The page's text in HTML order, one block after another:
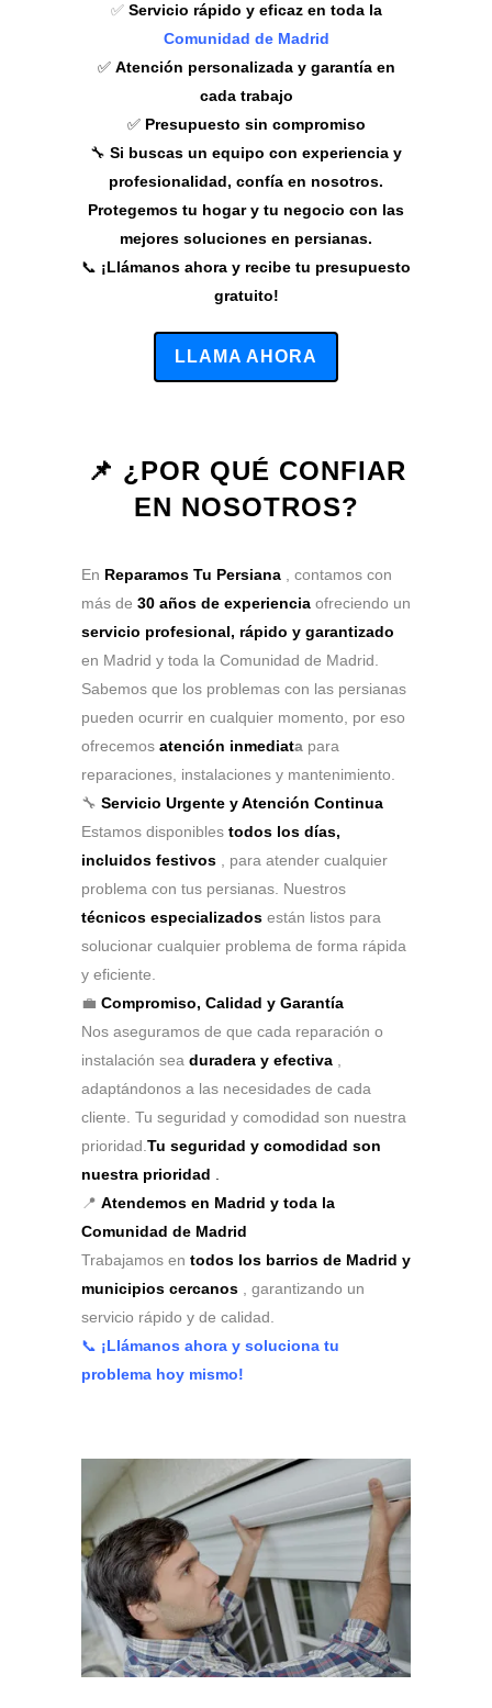
✅ Servicio rápido y eficaz en toda la
Comunidad de Madrid
✅ Atención personalizada y garantía en
cada trabajo
✅ Presupuesto sin compromiso
🔧 Si buscas un equipo con experiencia y
profesionalidad, confía en nosotros.
Protegemos tu hogar y tu negocio con las
mejores soluciones en persianas.
📞 ¡Llámanos ahora y recibe tu presupuesto
gratuito!
LLAMA AHORA
📌 ¿POR QUÉ CONFIAR
EN NOSOTROS?
En Reparamos Tu Persiana , contamos con
más de 30 años de experiencia ofreciendo un
servicio profesional, rápido y garantizado
en Madrid y toda la Comunidad de Madrid.
Sabemos que los problemas con las persianas
pueden ocurrir en cualquier momento, por eso
ofrecemos atención inmediata para
reparaciones, instalaciones y mantenimiento.
🔧 Servicio Urgente y Atención Continua
Estamos disponibles todos los días,
incluidos festivos , para atender cualquier
problema con tus persianas. Nuestros
técnicos especializados están listos para
solucionar cualquier problema de forma rápida
y eficiente.
💼 Compromiso, Calidad y Garantía
Nos aseguramos de que cada reparación o
instalación sea duradera y efectiva
adaptándonos a las necesidades de cada
cliente. Tu seguridad y comodidad son nuestra
prioridad. Tu seguridad y comodidad son
nuestra prioridad
📍 Atendemos en Madrid y toda la
Comunidad de Madrid
Trabajamos en todos los barrios de Madrid y
municipios cercanos , garantizando un
servicio rápido y de calidad.
📞 ¡Llámanos ahora y soluciona tu
problema hoy mismo!